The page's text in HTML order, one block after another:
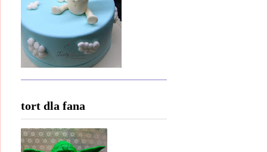
tort dla fana